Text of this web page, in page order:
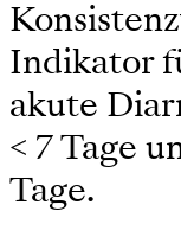
Indikator
akute
< 7 Tage
Tage.